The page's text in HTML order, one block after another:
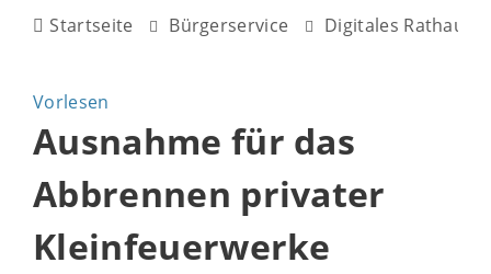
Startseite Bürgerservice Digitales Rathaus
Vorlesen
Ausnahme für das
Abbrennen privater
Kleinfeuerwerke